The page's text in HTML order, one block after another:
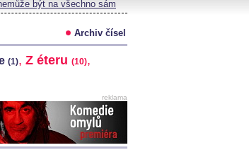
být na všechno sám
Archiv čísel
(1), Z éteru (10),
reklama